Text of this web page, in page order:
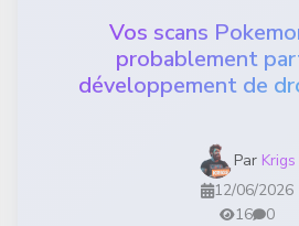
Vos scans
probablement
développement de
Par Krigs
12/06/2026
16
0